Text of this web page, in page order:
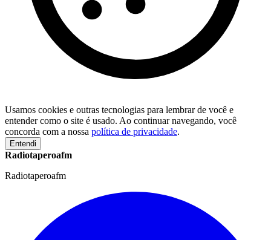
Usamos cookies e outras tecnologias para lembrar de você e
entender como o site é usado. Ao continuar navegando, você
concorda com a nossa política de privacidade.
Entendi
Radiotaperoafm
Radiotaperoafm